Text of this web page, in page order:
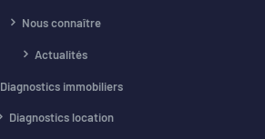
Nous connaître
Actualités
Diagnostics immobiliers
Diagnostics location